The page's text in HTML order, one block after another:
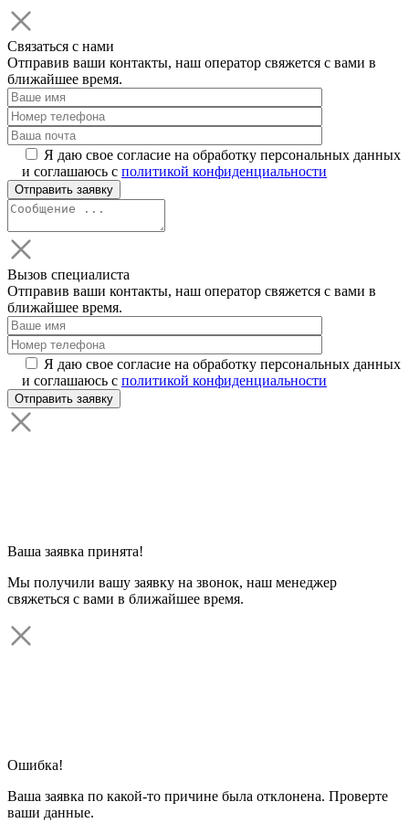
Связаться с нами
Отправив ваши контакты, наш оператор свяжется с вами в
ближайшее время.
Я даю свое согласие на обработку персональных данных
и соглашаюсь с политикой конфиденциальности
Вызов специалиста
Отправив ваши контакты, наш оператор свяжется с вами в
ближайшее время.
Я даю свое согласие на обработку персональных данных
и соглашаюсь с политикой конфиденциальности
Ваша заявка принята!
Мы получили вашу заявку на звонок, наш менеджер
свяжеться с вами в ближайшее время.
Ошибка!
Ваша заявка по какой-то причине была отклонена. Проверте
ваши данные.